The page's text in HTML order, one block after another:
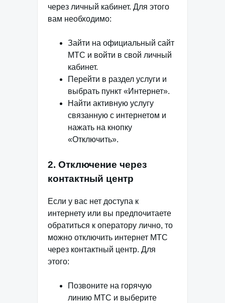
через личный кабинет. Для этого
вам необходимо:
Зайти на официальный сайт
МТС и войти в свой личный
кабинет.
Перейти в раздел услуги и
выбрать пункт «Интернет».
Найти активную услугу
связанную с интернетом и
нажать на кнопку
«Отключить».
2. Отключение через
контактный центр
Если у вас нет доступа к
интернету или вы предпочитаете
обратиться к оператору лично, то
можно отключить интернет МТС
через контактный центр. Для
этого:
Позвоните на горячую
линию МТС и выберите